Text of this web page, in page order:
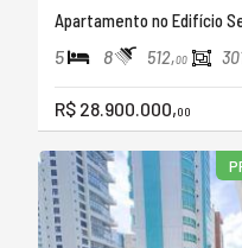
Apartamento no Edifício
5 8 512,00
R$ 28.900.000,00